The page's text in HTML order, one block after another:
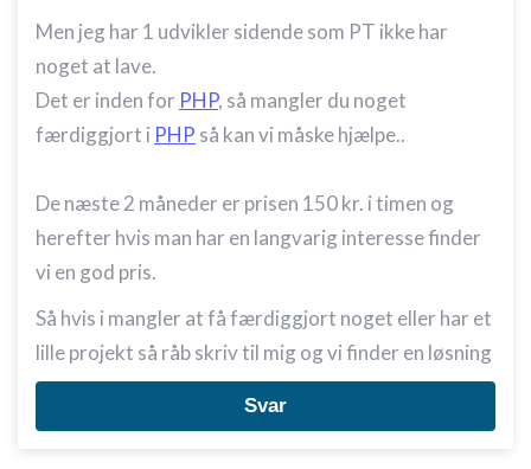
Men jeg har 1 udvikler sidende som PT ikke har
noget at lave.
Det er inden for PHP, så mangler du noget
færdiggjort i PHP så kan vi måske hjælpe..
De næste 2 måneder er prisen 150 kr. i timen og
herefter hvis man har en langvarig interesse finder
vi en god pris.
Så hvis i mangler at få færdiggjort noget eller har et
lille projekt så råb skriv til mig og vi finder en løsning
Svar